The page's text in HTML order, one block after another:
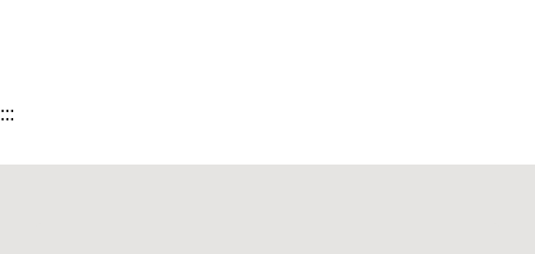
:::